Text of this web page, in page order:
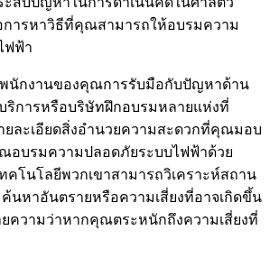
ที่เกิดขึ้นได้
นอกสานที่
คุณ
บรม ซึ่งให้แนวทางที่โปร่งใสและบริการ
บสภาพแวดล้อมการทำงานที่ดีขึ้นใน
ามปลอดภัยระบบไฟฟ้าเพื่อให้มั่นใจว่า
ะบบไฟฟ้าคุณได้รับความปลอดภัยอย่าง
านของคุณพนักงานที่ได้รับการฝึกอบรม
ไฟฟ้าควรรู้อะไรบ้างสำหรับประเด็นที่
รมด้านความปลอดภัยทางไฟฟ้า